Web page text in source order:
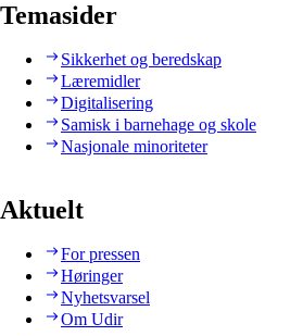
Temasider
Sikkerhet og beredskap
Læremidler
Digitalisering
Samisk i barnehage og skole
Nasjonale minoriteter
Aktuelt
For pressen
Høringer
Nyhetsvarsel
Om Udir